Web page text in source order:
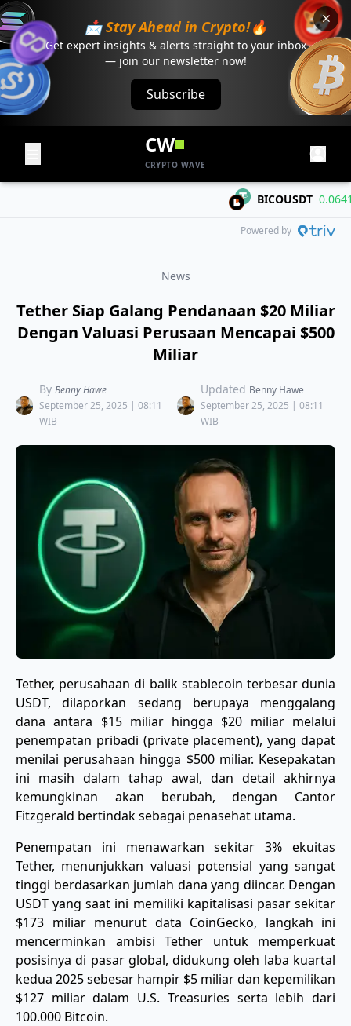
📩 Stay Ahead in Crypto!🔥
Get expert insights & alerts straight to your inbox
— join our newsletter now!
Subscribe
CW
CRYPTO WAVE
BICOUSDT 0.06419
Powered by
News
Tether Siap Galang Pendanaan $20 Miliar
Dengan Valuasi Perusaan Mencapai $500
Miliar
By Benny Hawe
September 25, 2025 | 08:11
WIB
Updated Benny Hawe
September 25, 2025 | 08:11
WIB
Tether, perusahaan di balik stablecoin terbesar dunia
USDT, dilaporkan sedang berupaya menggalang
dana antara $15 miliar hingga $20 miliar melalui
penempatan pribadi (private placement), yang dapat
menilai perusahaan hingga $500 miliar. Kesepakatan
ini masih dalam tahap awal, dan detail akhirnya
kemungkinan akan berubah, dengan Cantor
Fitzgerald bertindak sebagai penasehat utama.
Penempatan ini menawarkan sekitar 3% ekuitas
Tether, menunjukkan valuasi potensial yang sangat
tinggi berdasarkan jumlah dana yang diincar. Dengan
USDT yang saat ini memiliki kapitalisasi pasar sekitar
$173 miliar menurut data CoinGecko, langkah ini
mencerminkan ambisi Tether untuk memperkuat
posisinya di pasar global, didukung oleh laba kuartal
kedua 2025 sebesar hampir $5 miliar dan kepemilikan
$127 miliar dalam U.S. Treasuries serta lebih dari
100.000 Bitcoin.